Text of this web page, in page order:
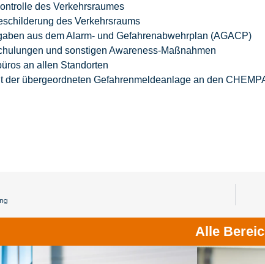
des Verkehrsraumes
des Verkehrsraums
aus dem Alarm- und Gefahrenabwehrplan (AGACP)
und sonstigen Awareness-Maßnahmen
an allen Standorten
der übergeordneten Gefahrenmeldeanlage an den
Alle